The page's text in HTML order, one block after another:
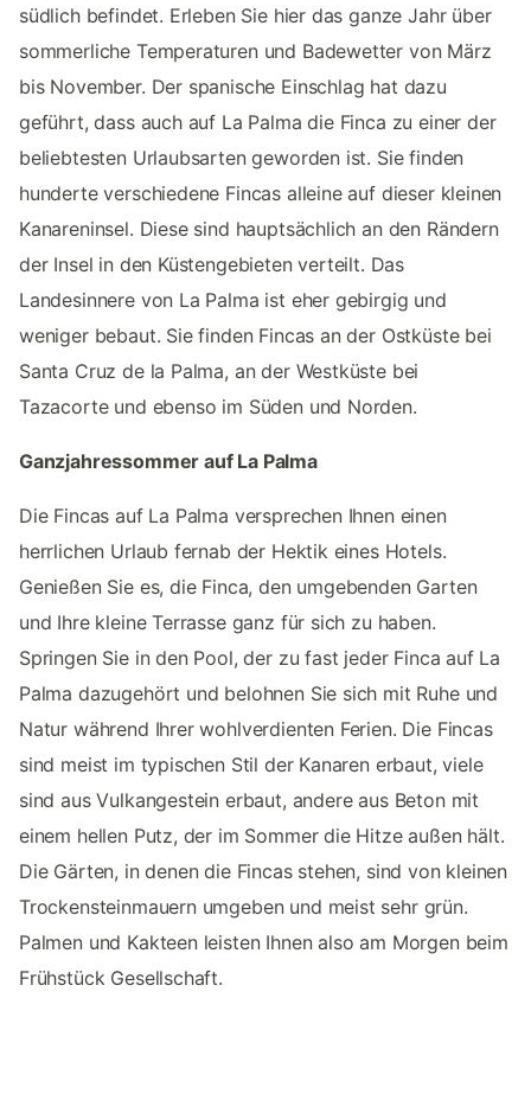
südlich befindet. Erleben Sie hier das ganze Jahr über
sommerliche Temperaturen und Badewetter von März
bis November. Der spanische Einschlag hat dazu
geführt, dass auch auf La Palma die Finca zu einer der
beliebtesten Urlaubsarten geworden ist. Sie finden
hunderte verschiedene Fincas alleine auf dieser kleinen
Kanareninsel. Diese sind hauptsächlich an den Rändern
der Insel in den Küstengebieten verteilt. Das
Landesinnere von La Palma ist eher gebirgig und
weniger bebaut. Sie finden Fincas an der Ostküste bei
Santa Cruz de la Palma, an der Westküste bei
Tazacorte und ebenso im Süden und Norden.
Ganzjahressommer auf La Palma
Die Fincas auf La Palma versprechen Ihnen einen
herrlichen Urlaub fernab der Hektik eines Hotels.
Genießen Sie es, die Finca, den umgebenden Garten
und Ihre kleine Terrasse ganz für sich zu haben.
Springen Sie in den Pool, der zu fast jeder Finca auf La
Palma dazugehört und belohnen Sie sich mit Ruhe und
Natur während Ihrer wohlverdienten Ferien. Die Fincas
sind meist im typischen Stil der Kanaren erbaut, viele
sind aus Vulkangestein erbaut, andere aus Beton mit
einem hellen Putz, der im Sommer die Hitze außen hält.
Die Gärten, in denen die Fincas stehen, sind von kleinen
Trockensteinmauern umgeben und meist sehr grün.
Palmen und Kakteen leisten Ihnen also am Morgen beim
Frühstück Gesellschaft.